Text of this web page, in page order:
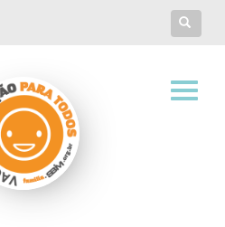
Toggle
search